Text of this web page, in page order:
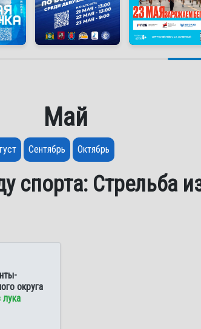
Май
Сентябрь Октябрь
спорта: Стрельба
округа
лука